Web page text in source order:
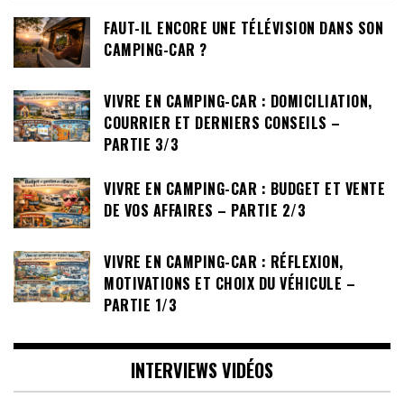
FAUT-IL ENCORE UNE TÉLÉVISION DANS SON
CAMPING-CAR ?
VIVRE EN CAMPING-CAR : DOMICILIATION,
COURRIER ET DERNIERS CONSEILS –
PARTIE 3/3
VIVRE EN CAMPING-CAR : BUDGET ET VENTE
DE VOS AFFAIRES – PARTIE 2/3
VIVRE EN CAMPING-CAR : RÉFLEXION,
MOTIVATIONS ET CHOIX DU VÉHICULE –
PARTIE 1/3
INTERVIEWS VIDÉOS